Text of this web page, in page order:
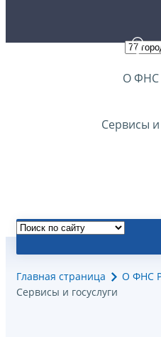
О ФНС
Сервисы и
Главная страница
О ФНС
Сервисы и госуслуги